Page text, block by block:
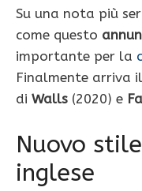
Su una nota più
come questo
importante per la
Finalmente arriva
di Walls (2020) e
Nuovo
inglese